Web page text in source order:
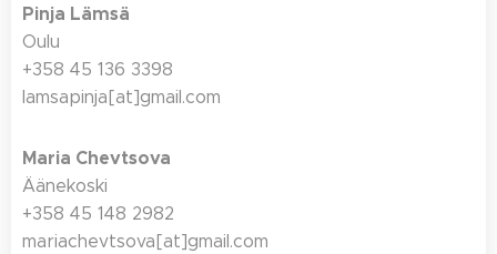
Pinja Lämsä
Oulu
+358 45 136 3398
lamsapinja[at]gmail.com
Maria Chevtsova
Äänekoski
+358 45 148 2982
mariachevtsova[at]gmail.com